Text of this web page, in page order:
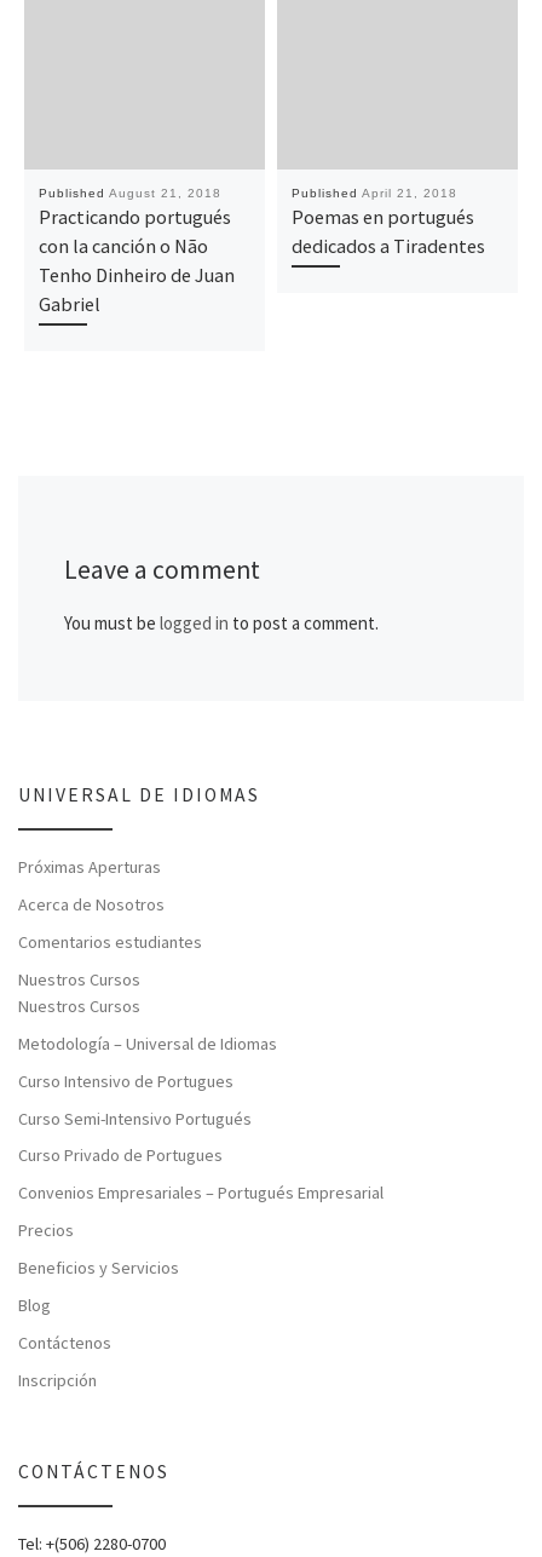
Published August 21, 2018
Practicando portugués
con la canción o Não
Tenho Dinheiro de Juan
Gabriel
Published April 21, 2018
Poemas en portugués
dedicados a Tiradentes
Leave a comment
You must be logged in to post a comment.
UNIVERSAL DE IDIOMAS
Próximas Aperturas
Acerca de Nosotros
Comentarios estudiantes
Nuestros Cursos
Nuestros Cursos
Metodología – Universal de Idiomas
Curso Intensivo de Portugues
Curso Semi-Intensivo Portugués
Curso Privado de Portugues
Convenios Empresariales – Portugués Empresarial
Precios
Beneficios y Servicios
Blog
Contáctenos
Inscripción
CONTÁCTENOS
Tel: +(506) 2280-0700